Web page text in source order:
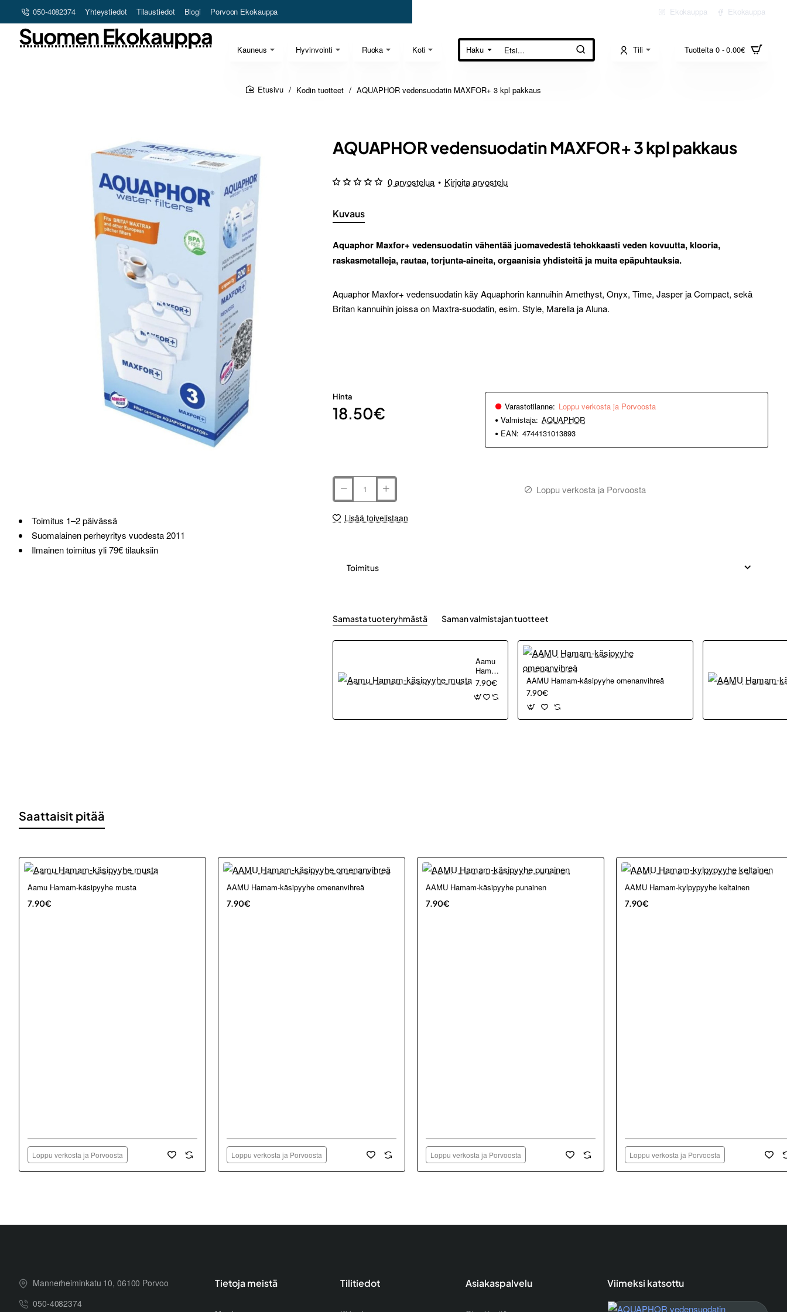
050-4082374 Yhteystiedot Tilaustiedot Blogi Porvoon Ekokauppa Ekokauppa Ekokauppa
Kauneus Hyvinvointi Ruoka Koti
Suomen Ekokauppa
Haku
Etsi... Tili Tuotteita 0 - 0.00€
Kodin tuotteet AQUAPHOR vedensuodatin MAXFOR+ 3 kpl pakkaus
Toimitus 1–2 päivässä
Suomalainen perheyritys vuodesta 2011
Ilmainen toimitus yli 79€ tilauksiin
AQUAPHOR vedensuodatin MAXFOR+ 3 kpl pakkaus
Kuvaus
Aquaphor Maxfor+ vedensuodatin vähentää juomavedestä tehokkaasti veden kovuutta, klooria,
raskasmetalleja, rautaa, torjunta-aineita, orgaanisia yhdisteitä ja muita epäpuhtauksia.
Aquaphor Maxfor+ vedensuodatin käy Aquaphorin kannuihin Amethyst, Onyx, Time, Jasper ja Compact, sekä
Britan kannuihin joissa on Maxtra-suodatin, esim. Style, Marella ja Aluna.
0 arvostelua • Kirjoita arvostelu
Hinta
18.50€ Varastotilanne: Loppu verkosta ja Porvoosta
Valmistaja: AQUAPHOR
EAN: 4744131013893
Loppu verkosta ja Porvoosta
Lisää toivelistaan
Toimitus
Samasta tuoteryhmästä Saman valmistajan tuotteet
Aamu
Hamam-
käsipyyhe
musta
7.90€ AAMU Hamam-käsipyyhe omenanvihreä
7.90€
Saattaisit pitää
Loppu verkosta ja Porvoosta
Aamu Hamam-käsipyyhe musta
7.90€
Loppu verkosta ja Porvoosta
Loppu verkosta ja Porvoosta
AAMU Hamam-käsipyyhe omenanvihreä
7.90€
Loppu verkosta ja Porvoosta
Loppu verkosta ja Porvoosta
AAMU Hamam-käsipyyhe punainen
7.90€
Loppu verkosta ja Porvoosta
Loppu verkosta ja Porvoosta
AAMU Hamam-kylpypyyhe keltainen
7.90€
Loppu verkosta ja Porvoosta
Mannerheiminkatu 10, 06100 Porvoo
050-4082374
Tietoja meistä Tilitiedot Asiakaspalvelu Viimeksi katsottu